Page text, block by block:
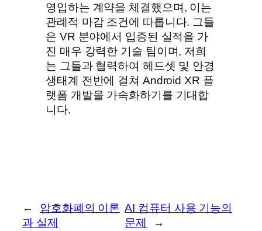
영입하는 계약을 체결했으며, 이는
관례적 마감 조건에 따릅니다. 그들
은 VR 분야에서 입증된 실적을 가
진 매우 강력한 기술 팀이며, 저희
는 그들과 협력하여 헤드셋 및 안경
생태계 전반에 걸쳐 Android XR 플
랫폼 개발을 가속화하기를 기대합
니다.
←
암호화폐의 이론
과 실제
AI 컴퓨터 사용 기능의
문제
→